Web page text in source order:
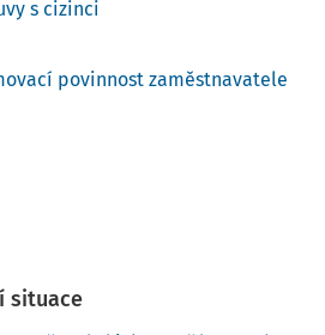
související povinnosti cizinců,
ČR vyplývají (např. povinnost
s cizinci
povinnost zaměstnavatele
situace